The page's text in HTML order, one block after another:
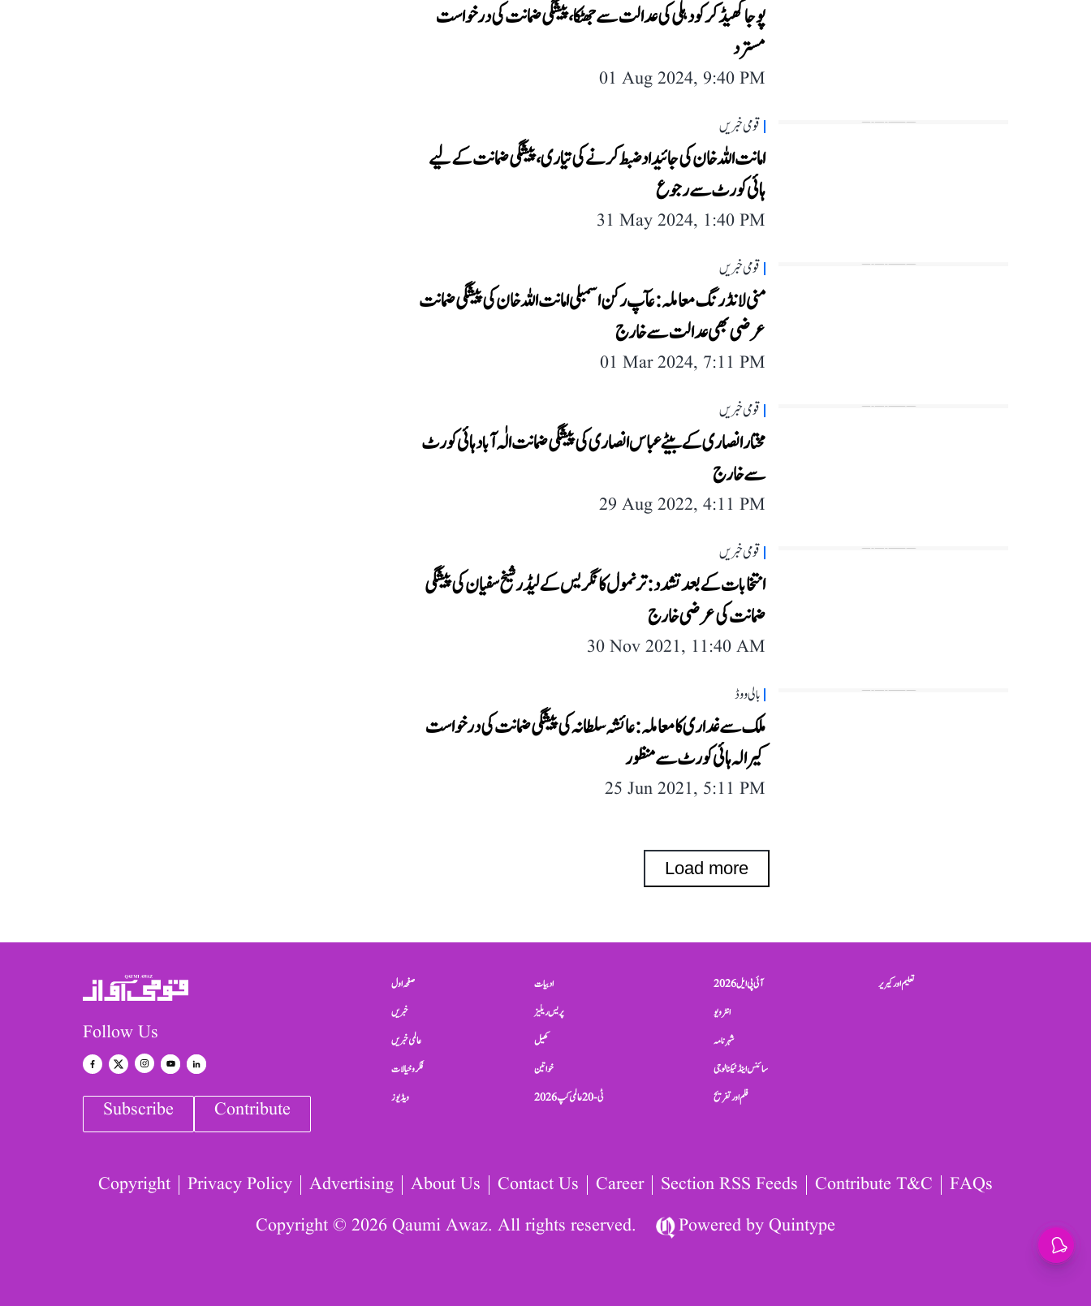
پوجا کھیڈکر کو دہلی کی عدالت سے جھٹکا، پیشگی ضمانت کی درخواست
مسترد
01 Aug 2024, 9:40 PM
قومی خبریں
امانت اللہ خان کی جائیداد ضبط کرنے کی تیاری، پیشگی ضمانت کے لیے
ہائی کورٹ سے رجوع
31 May 2024, 1:40 PM
قومی خبریں
منی لانڈرنگ معاملہ: عآپ رکن اسمبلی امانت اللہ خان کی پیشگی ضمانت
عرضی بھی عدالت سے خارج
01 Mar 2024, 7:11 PM
قومی خبریں
مختار انصاری کے بیٹے عباس انصاری کی پیشگی ضمانت الٰہ آباد ہائی کورٹ
سے خارج
29 Aug 2022, 4:11 PM
قومی خبریں
انتخابات کے بعد تشدد: ترنمول کانگریس کے لیڈر شیخ سفیان کی پیشگی
ضمانت کی عرضی خارج
30 Nov 2021, 11:40 AM
بالی ووڈ
ملک سے غداری کا معاملہ: عائشہ سلطانہ کی پیشگی ضمانت کی درخواست
کیرالہ ہائی کورٹ سے منظور
25 Jun 2021, 5:11 PM
Load more
Follow Us
Subscribe Contribute
صفحہ اول
خبریں
عالمی خبریں
فکر و خیالات
ویڈیوز
ادبیات
پریس ریلیز
کھیل
خواتین
ٹی-20 عالمی کپ 2026
آئی پی ایل 2026
انٹرویو
شہرنامہ
سائنس اینڈ ٹیکنالوجی
فلم اور تفریح
تعلیم اور کیریر
Copyright Privacy Policy Advertising About Us Contact Us Career Section RSS Feeds Contribute T&C
FAQs
Copyright © 2026 Qaumi Awaz. All rights reserved.
Powered byQuintype